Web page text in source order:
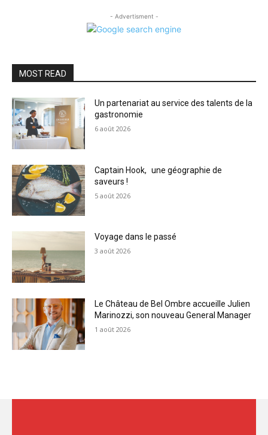
- Advertisment -
MOST READ
Un partenariat au service des talents de la
gastronomie
6 août 2026
Captain Hook, une géographie de
saveurs !
5 août 2026
Voyage dans le passé
3 août 2026
Le Château de Bel Ombre accueille Julien
Marinozzi, son nouveau General Manager
1 août 2026